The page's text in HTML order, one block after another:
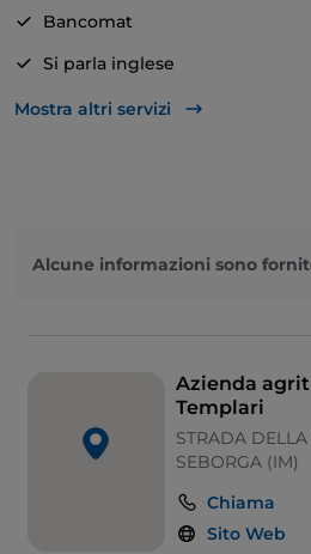
Bancomat
Si parla inglese
Non fumatori
Wi-Fi
Area fumatori
Mostra altri servizi
Alcune informazioni sono
Azienda
Templari
STRADA DELLA
SEBORGA (IM)
Chiama
Sito Web